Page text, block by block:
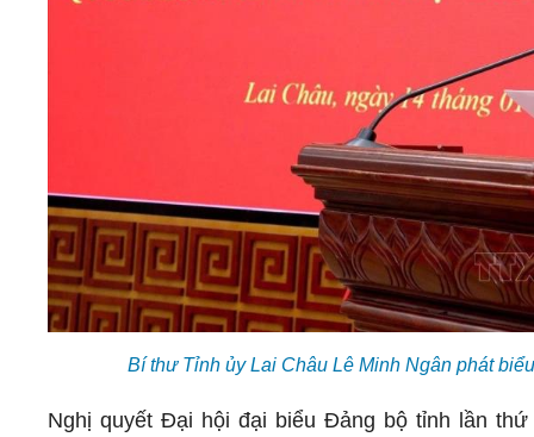
Bí thư Tỉnh ủy Lai Châu Lê Minh Ngân phát
Nghị quyết Đại hội đại biểu Đảng bộ tỉnh lần